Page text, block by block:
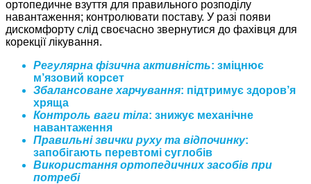
ортопедичне взуття для правильного розподілу
навантаження; контролювати поставу. У разі появи
дискомфорту слід своєчасно звернутися до фахівця для
корекції лікування.
Регулярна фізична активність: зміцнює
м’язовий корсет
Збалансоване харчування: підтримує здоров’я
хряща
Контроль ваги тіла: знижує механічне
навантаження
Правильні звички руху та відпочинку:
запобігають перевтомі суглобів
Використання ортопедичних засобів при
потребі